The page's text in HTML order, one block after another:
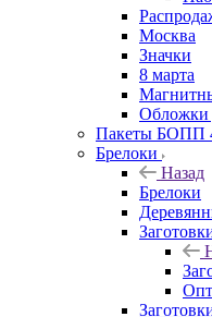
Москва
Значки
8 марта
Обложки
Пакеты БОПП
Брелоки
Назад
Брелоки